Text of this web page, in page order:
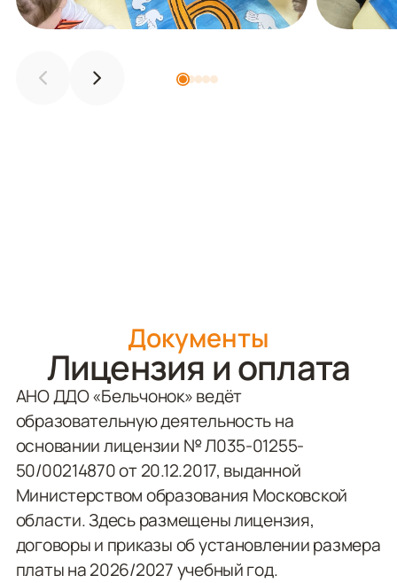
Документы
Лицензия и оплата
АНО ДДО «Бельчонок» ведёт
образовательную деятельность на
основании лицензии № Л035-01255-
50/00214870 от 20.12.2017, выданной
Министерством образования Московской
области. Здесь размещены лицензия,
договоры и приказы об установлении размера
платы на 2026/2027 учебный год.